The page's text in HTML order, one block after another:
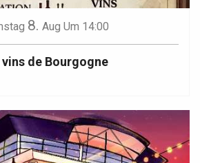
8. Aug Um 14:00
de Bourgogne